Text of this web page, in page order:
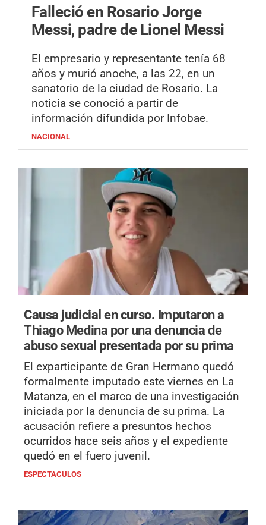
Falleció en Rosario Jorge
Messi, padre de Lionel Messi
El empresario y representante tenía 68
años y murió anoche, a las 22, en un
sanatorio de la ciudad de Rosario. La
noticia se conoció a partir de
información difundida por Infobae.
NACIONAL
Causa judicial en curso. Imputaron a
Thiago Medina por una denuncia de
abuso sexual presentada por su prima
El exparticipante de Gran Hermano quedó
formalmente imputado este viernes en La
Matanza, en el marco de una investigación
iniciada por la denuncia de su prima. La
acusación refiere a presuntos hechos
ocurridos hace seis años y el expediente
quedó en el fuero juvenil.
ESPECTACULOS